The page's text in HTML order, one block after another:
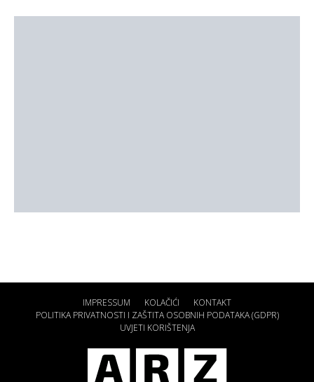
IMPRESSUM KOLAČIĆI
KONTAKT
POLITIKA PRIVATNOSTI I ZAŠTITA OSOBNIH PODATAKA (GDPR)
UVJETI KORIŠTENJA